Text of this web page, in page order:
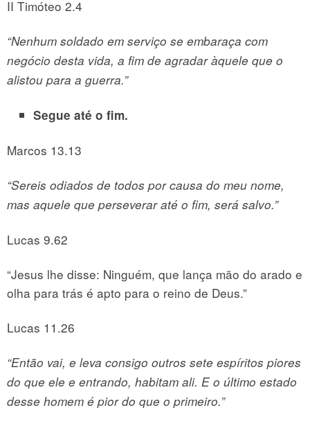
II Timóteo 2.4
“Nenhum soldado em serviço se embaraça com
negócio desta vida, a fim de agradar àquele que o
alistou para a guerra.”
Segue até o fim.
Marcos 13.13
“Sereis odiados de todos por causa do meu nome,
mas aquele que perseverar até o fim, será salvo.”
Lucas 9.62
“Jesus lhe disse: Ninguém, que lança mão do arado e
olha para trás é apto para o reino de Deus.”
Lucas 11.26
“Então vai, e leva consigo outros sete espíritos piores
do que ele e entrando, habitam ali. E o último estado
desse homem é pior do que o primeiro.”